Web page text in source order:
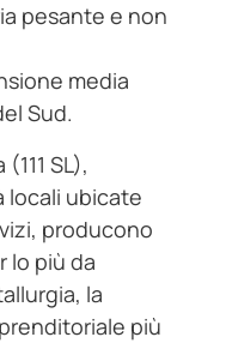
pesante e non
media
Sud.
SL),
locali ubicate
producono
lo più da
la
più